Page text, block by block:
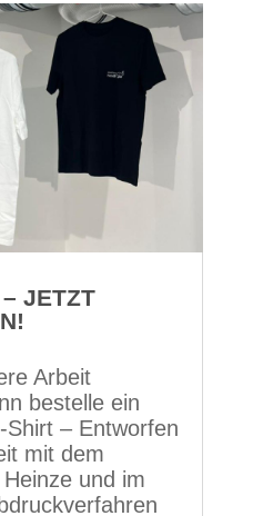
JETZT
Arbeit
bestelle ein
Shirt – Entworfen
mit dem
und im